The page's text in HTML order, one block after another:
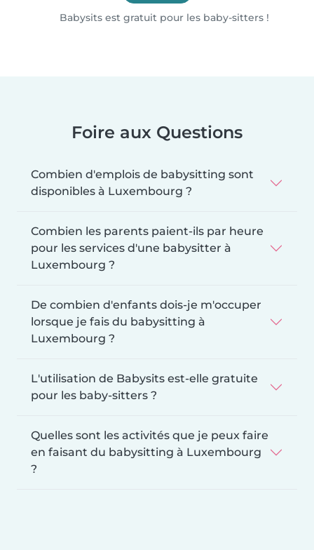
Babysits est gratuit pour les baby-sitters !
Foire aux Questions
Combien d'emplois de babysitting sont
disponibles à Luxembourg ?
Combien les parents paient-ils par heure
pour les services d'une babysitter à
Luxembourg ?
De combien d'enfants dois-je m'occuper
lorsque je fais du babysitting à
Luxembourg ?
L'utilisation de Babysits est-elle gratuite
pour les baby-sitters ?
Quelles sont les activités que je peux faire
en faisant du babysitting à Luxembourg
?